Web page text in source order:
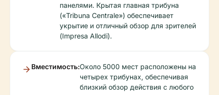
панелями. Крытая главная трибуна
(«Tribuna Centrale») обеспечивает
укрытие и отличный обзор для зрителей
(Impresa Allodi).
Вместимость:Около 5000 мест расположены на
четырех трибунах, обеспечивая
близкий обзор действия с любого